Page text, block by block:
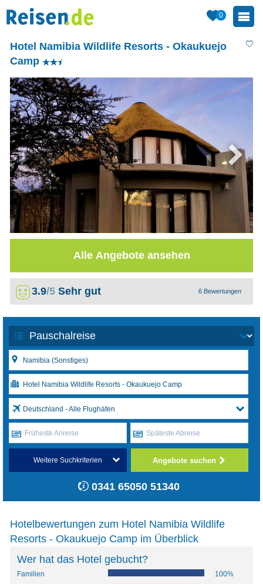
0
Hotel Namibia Wildlife Resorts - Okaukuejo
Camp
Alle Angebote ansehen
3.9/5 Sehr gut 6 Bewertungen
Deutschland - Alle Flughäfen
Früheste Anreise Späteste Abreise
Weitere Suchkriterien Angebote suchen
0341 65050 51340
Hotelbewertungen zum Hotel Namibia Wildlife
Resorts - Okaukuejo Camp im Überblick
Wer hat das Hotel gebucht?
Familien 100%